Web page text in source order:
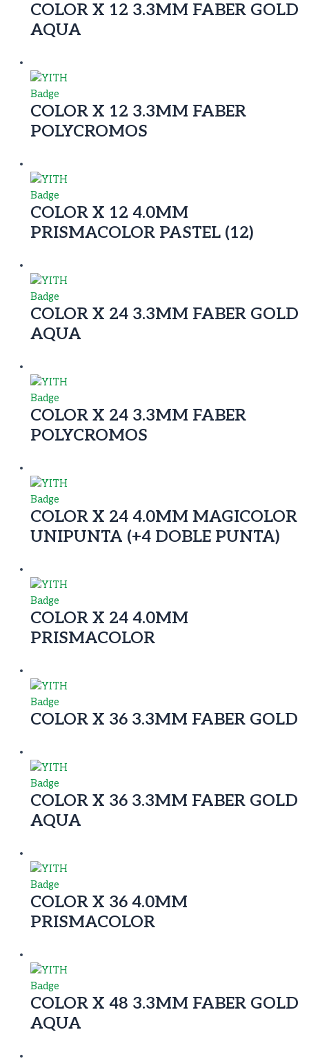
COLOR X 12 3.3MM FABER GOLD
AQUA
COLOR X 12 3.3MM FABER
POLYCROMOS
COLOR X 12 4.0MM
PRISMACOLOR PASTEL (12)
COLOR X 24 3.3MM FABER GOLD
AQUA
COLOR X 24 3.3MM FABER
POLYCROMOS
COLOR X 24 4.0MM MAGICOLOR
UNIPUNTA (+4 DOBLE PUNTA)
COLOR X 24 4.0MM
PRISMACOLOR
COLOR X 36 3.3MM FABER GOLD
COLOR X 36 3.3MM FABER GOLD
AQUA
COLOR X 36 4.0MM
PRISMACOLOR
COLOR X 48 3.3MM FABER GOLD
AQUA